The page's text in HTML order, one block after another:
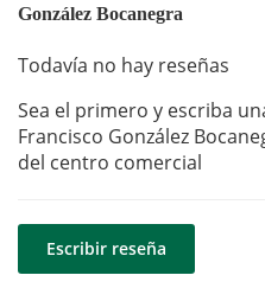
González Bocanegra
Todavía no hay reseñas
Sea el primero y escriba
Francisco González
del centro comercial
Escribir reseña